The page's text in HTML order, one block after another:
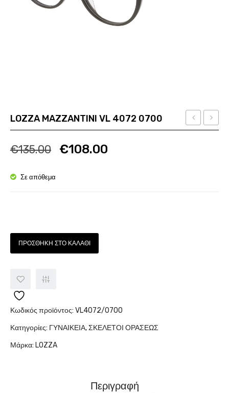
KOALI
LOZZA MAZZANTINI VL 4072 0700
€135.00 Ποσότητα
€108.00
Σε απόθεμα
ΠΡΟΣΘΉΚΗ ΣΤΟ ΚΑΛΆΘΙ
Κωδικός προϊόντος: VL4072/0700
Κατηγορίες: ΓΥΝΑΙΚΕΙΑ,ΣΚΕΛΕΤΟΙ ΟΡΑΣΕΩΣ
Μάρκα: LOZZA
Περιγραφή